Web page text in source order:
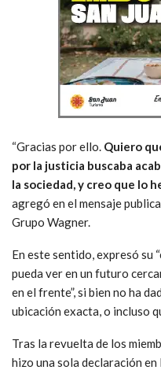
“Gracias por ello. Quiero
por la justicia buscaba
la sociedad, y creo que lo
agregó en el mensaje
Grupo Wagner.
En este sentido, expresó su
pueda ver en un futuro
en el frente”, si bien no ha
ubicación exacta, o incluso
Tras la revuelta de los
hizo una sola declaración